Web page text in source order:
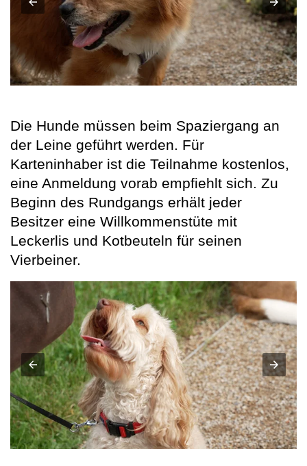
Die Hunde müssen beim Spaziergang an
der Leine geführt werden. Für
Karteninhaber ist die Teilnahme kostenlos,
eine Anmeldung vorab empfiehlt sich. Zu
Beginn des Rundgangs erhält jeder
Besitzer eine Willkommenstüte mit
Leckerlis und Kotbeuteln für seinen
Vierbeiner.